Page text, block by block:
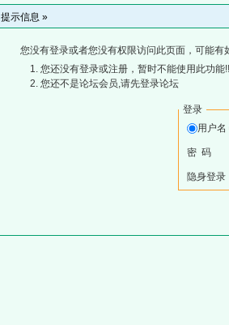
提示信息 »
您没有登录或者您没有权限访问此页面，可能有
您还没有登录或注册，暂时不能使用此功能!!
您还不是论坛会员,请先登录论坛
登录
用户名
密 码
隐身登录